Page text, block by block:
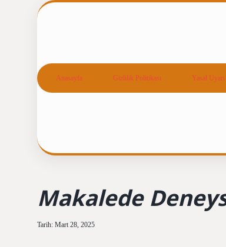
Anasayfa Gizlilik Politikası Yasal Uyarı
Makalede
Tarih: Mart 28, 2025